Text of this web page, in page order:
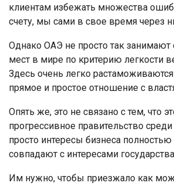
клиентам избежать множества
счету, мы сами в свое время через
Однако ОАЭ не просто так
мест в мире по критерию легкости
Здесь очень легко
прямое и простое отношение с
Опять же, это не связано с тем, что
прогрессивное правительство
просто интересы бизнеса
совпадают с интересами
Им нужно, чтобы приезжало как